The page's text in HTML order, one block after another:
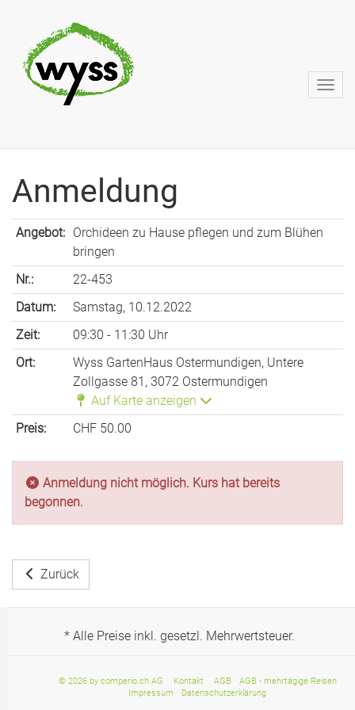
Anmeldung
Angebot: Orchideen zu Hause pflegen und zum Blühen
bringen
Nr.:
22-453
Datum:
Samstag, 10.12.2022
Zeit:
09:30 - 11:30 Uhr
Ort:
Wyss GartenHaus Ostermundigen, Untere
Zollgasse 81, 3072 Ostermundigen
Auf Karte anzeigen
Preis:
CHF 50.00
Anmeldung nicht möglich. Kurs hat bereits
begonnen.
Zurück
* Alle Preise inkl. gesetzl. Mehrwertsteuer.
© 2026 by comperio.ch AG Kontakt AGB
AGB - mehrtägige Reisen
Impressum
Datenschutzerklärung